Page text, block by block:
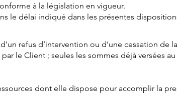
à la législation en vigueur.
le délai indiqué dans les présentes
refus d’intervention ou d’une cessation de
le Client ; seules les sommes déjà versées
dont elle dispose pour accomplir la